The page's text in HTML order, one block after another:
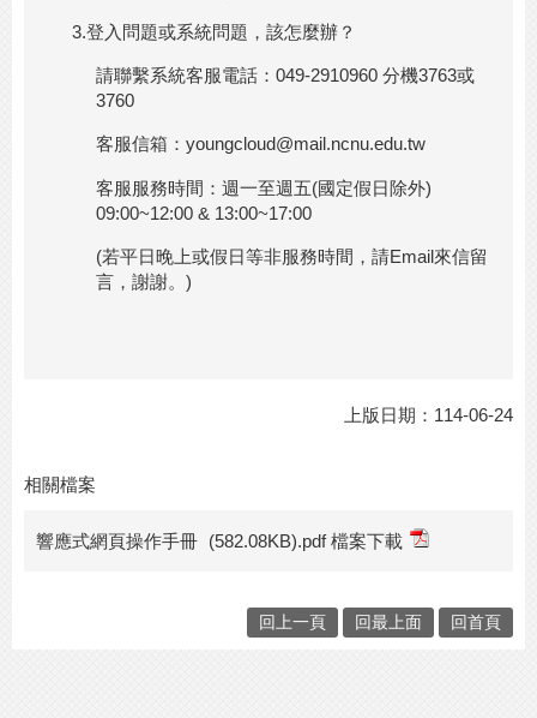
3.登入問題或系統問題，該怎麼辦？
請聯繫系統客服電話：049-2910960 分機3763或
3760
客服信箱：youngcloud@mail.ncnu.edu.tw
客服服務時間：週一至週五(國定假日除外)
09:00~12:00 & 13:00~17:00
(若平日晚上或假日等非服務時間，請Email來信留
言，謝謝。)
上版日期：114-06-24
相關檔案
響應式網頁操作手冊 (582.08KB).pdf 檔案下載
回上一頁 回最上面 回首頁